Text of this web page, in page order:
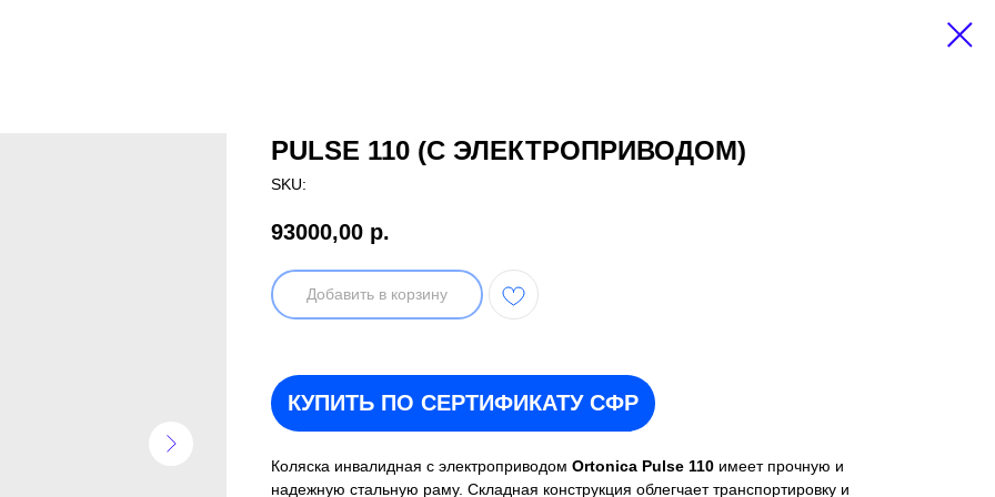
PULSE 110 (С ЭЛЕКТРОПРИВОДОМ)
SKU:
93000,00 р.
Добавить в корзину
КУПИТЬ ПО СЕРТИФИКАТУ СФР
Коляска инвалидная с электроприводом Ortonica Pulse 110 имеет прочную и
надежную стальную раму. Складная конструкция облегчает транспортировку и